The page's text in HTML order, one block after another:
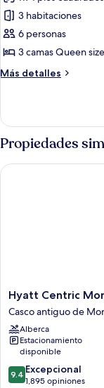
children)
fotos
de
Departamento
Premium
(5
+
child)
3 habitaciones
6 personas
3 camas Queen size
Más detalles
Más
Premium
(5
adults
1
Propiedades
Hyatt
Centric
Montréal
Casco
antiguo
Montreal
Hyatt Centric
Casco antiguo de
Alberca
Estacionamiento
disponible
9.4
de
9.4 Excepcional
1,895 opiniones
Hyatt Centric